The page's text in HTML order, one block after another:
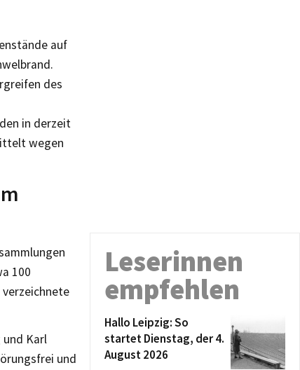
auf
des
in derzeit
wegen
100
verzeichnete
und Karl
und
Leserinnen
empfehlen
Hallo Leipzig: So
startet Dienstag, der 4.
August 2026